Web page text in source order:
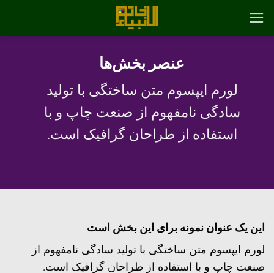
عنصر بخش‌ها
لورم ایپسوم متن ساختگی با تولید
سادگی نامفهوم از صنعت چاپ و با
استفاده از طراحان گرافیک است.
این یک عنوان نمونه برای این بخش است
لورم ایپسوم متن ساختگی با تولید سادگی نامفهوم از
صنعت چاپ و با استفاده از طراحان گرافیک است.